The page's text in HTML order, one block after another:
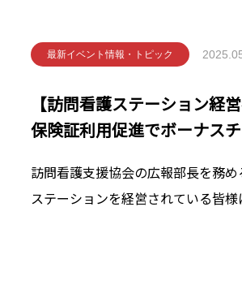
最新イベント情報・トピック
【訪問看護ステーション経
保険証利用促進でボーナス
訪問看護支援協会の広報部長を務
ステーションを経営されている皆